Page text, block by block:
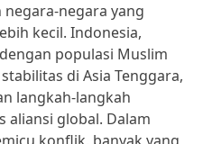
negara yang
kecil. Indonesia,
populasi Muslim
di Asia Tenggara,
langkah-langkah
aliansi global. Dalam